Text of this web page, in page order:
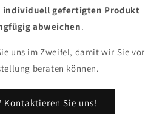
individuell gefertigten Produkt
abweichen.
uns im Zweifel, damit wir Sie vor
beraten können.
Kontaktieren Sie uns!